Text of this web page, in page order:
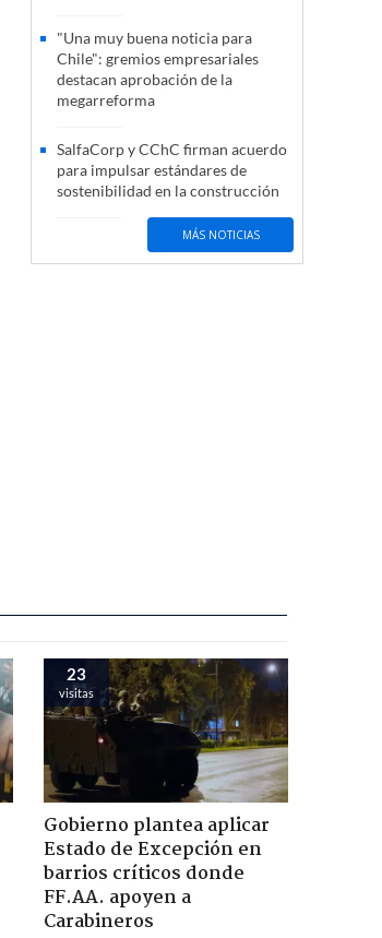
"Una muy buena noticia para
Chile": gremios empresariales
destacan aprobación de la
megarreforma
SalfaCorp y CChC firman acuerdo
para impulsar estándares de
sostenibilidad en la construcción
MÁS NOTICIAS
23
visitas
Gobierno plantea aplicar
Estado de Excepción en
barrios críticos donde
FF.AA. apoyen a
Carabineros